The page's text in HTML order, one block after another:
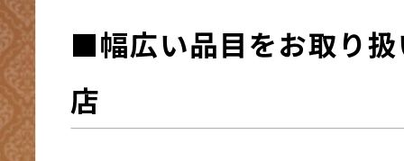
■幅広い品目をお取り
店